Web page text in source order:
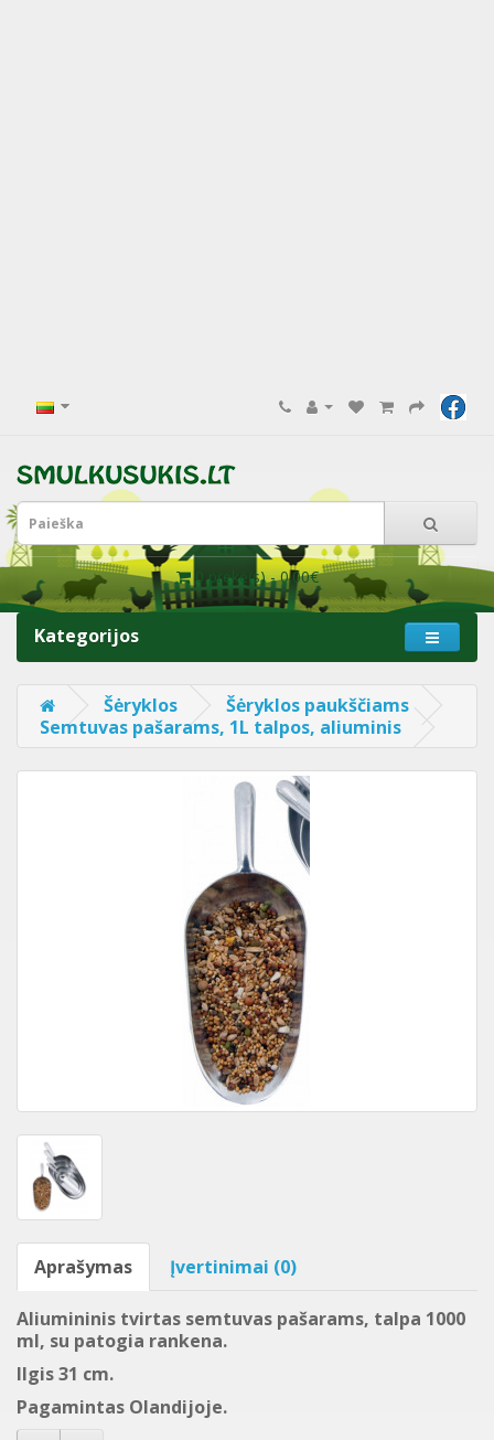
0 prekė(s) - 0.00€
Kategorijos
Šėryklos
Šėryklos paukščiams
Semtuvas pašarams, 1L talpos, aliuminis
Aprašymas Įvertinimai (0)
Aliumininis tvirtas semtuvas pašarams, talpa 1000
ml, su patogia rankena.
Ilgis 31 cm.
Pagamintas Olandijoje.